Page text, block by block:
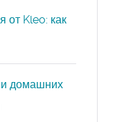
от Kleo: как
и домашних